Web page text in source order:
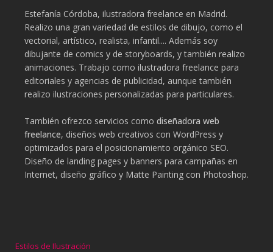
Estefanía Córdoba, ilustradora freelance en Madrid.
Realizo una gran variedad de estilos de dibujo, como el
vectorial, artístico, realista, infantil.... Además soy
dibujante de comics y de storyboards, y también realizo
animaciones. Trabajo como ilustradora freelance para
editoriales y agencias de publicidad, aunque también
realizo ilustraciones personalizadas para particulares.
También ofrezco servicios como diseñadora web
freelance, diseños web creativos con WordPress y
optimizados para el posicionamiento orgánico SEO.
Diseño de landing pages y banners para campañas en
Internet, diseño gráfico y Matte Painting con Photoshop.
Estilos de Ilustración